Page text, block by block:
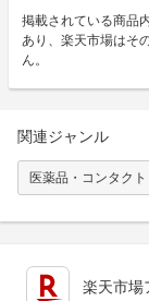
掲載されている商品
あり、楽天市場はそ
ん。
関連ジャンル
医薬品・コンタク
楽天市場